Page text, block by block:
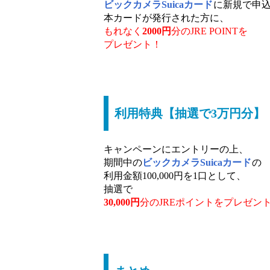
ビックカメラSuicaカードに新規で申
本カードが発行された方に、
もれなく 2000円分のJRE POINTを
プレゼント！
利用特典【抽選で3万円分】
キャンペーンにエントリーの上、
期間中のビックカメラSuicaカードの
利用金額100,000円を1口として、
抽選で
30,000円分のJREポイントをプレゼント